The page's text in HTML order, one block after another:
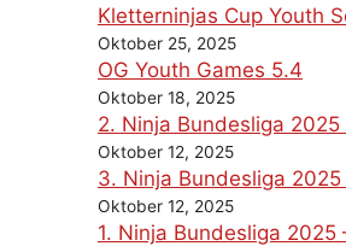
Kletterninjas Cup Youth
Oktober 25, 2025
OG Youth Games 5.4
Oktober 18, 2025
2. Ninja Bundesliga 2025
Oktober 12, 2025
3. Ninja Bundesliga 2025
Oktober 12, 2025
1. Ninja Bundesliga 2025